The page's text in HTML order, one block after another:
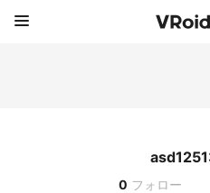
0 フォロー